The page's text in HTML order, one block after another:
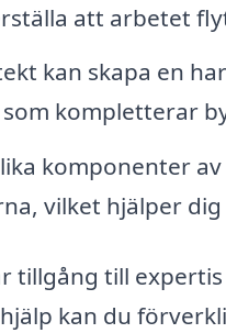
att arbetet
kan skapa en
kompletterar
komponenter
vilket hjälper
tillgång till
kan du